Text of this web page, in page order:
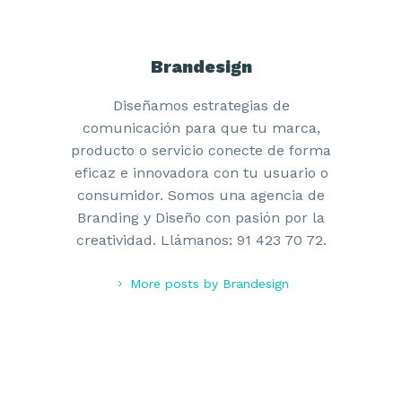
Brandesign
Diseñamos estrategias de
comunicación para que tu marca,
producto o servicio conecte de forma
eficaz e innovadora con tu usuario o
consumidor. Somos una agencia de
Branding y Diseño con pasión por la
creatividad. Llámanos: 91 423 70 72.
More posts by Brandesign